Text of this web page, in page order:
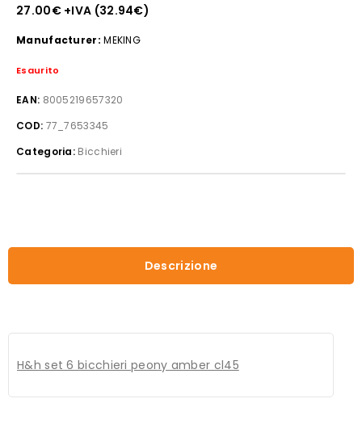
27.00€+IVA (32.94€)
Manufacturer: MEKING
Esaurito
EAN: 8005219657320
COD: 77_7653345
Categoria: Bicchieri
Descrizione
H&h set 6 bicchieri peony amber cl45